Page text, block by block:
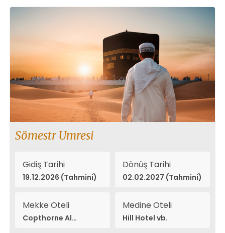
Sömestr Umresi
Gidiş Tarihi
19.12.2026 (Tahmini)
Dönüş Tarihi
02.02.2027 (Tahmini)
Mekke Oteli
Copthorne Al
Medine Oteli
Hill Hotel vb.